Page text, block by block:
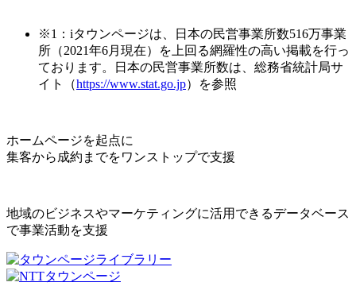
※1：iタウンページは、日本の民営事業所数516万事業
所（2021年6月現在）を上回る網羅性の高い掲載を行っ
ております。日本の民営事業所数は、総務省統計局サ
イト（https://www.stat.go.jp）を参照
ホームページを起点に
集客から成約までをワンストップで支援
地域のビジネスやマーケティングに活用できるデータベース
で事業活動を支援